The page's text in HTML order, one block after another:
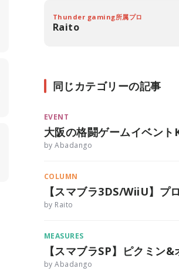
Thunder gaming所属プロ
Raito
同じカテゴリーの記事
EVENT
大阪の格闘ゲームイベント
by Abadango
COLUMN
【スマブラ3DS/WiiU】プ
by Raito
MEASURES
【スマブラSP】ピクミン
by Abadango